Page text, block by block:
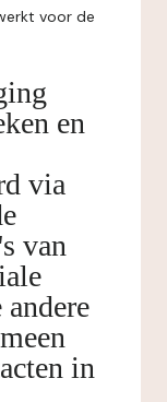
voor de
en
via
van
in